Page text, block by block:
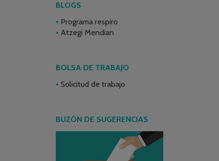
BLOGS
Programa respiro
Atzegi Mendian
BOLSA DE TRABAJO
Solicitud de trabajo
BUZÓN DE SUGERENCIAS